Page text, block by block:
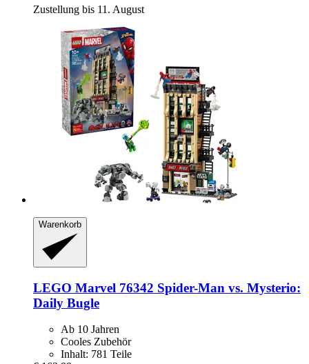
Zustellung bis 11. August
Warenkorb
LEGO Marvel 76342 Spider-​Man vs. Mysterio:
Daily Bugle
Ab 10 Jahren
Cooles Zubehör
Inhalt: 781 Teile